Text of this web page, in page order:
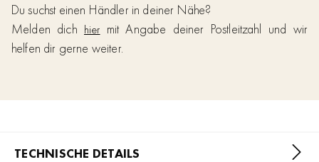
Du suchst einen Händler in deiner Nähe?
Melden dich hier mit Angabe deiner Postleitzahl und wir
helfen dir gerne weiter.
TECHNISCHE DETAILS